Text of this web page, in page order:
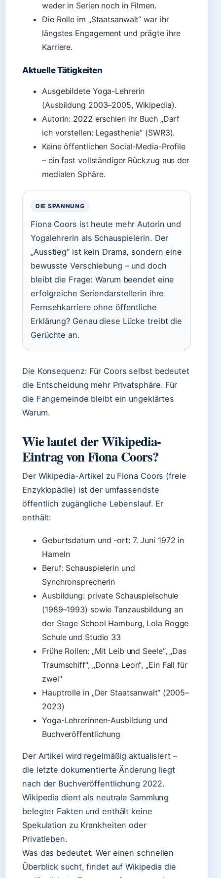
weder in Serien noch in Filmen.
Die Rolle im „Staatsanwalt“ war ihr
längstes Engagement und prägte ihre
Karriere.
Aktuelle Tätigkeiten
Ausgebildete Yoga-Lehrerin
(Ausbildung 2003–2005, Wikipedia).
Autorin: 2022 erschien ihr Buch „Darf
ich vorstellen: Legasthenie“ (SWR3).
Keine öffentlichen Social-Media-Profile
– ein fast vollständiger Rückzug aus der
medialen Sphäre.
DIE SPANNUNG
Fiona Coors ist heute mehr Autorin und
Yogalehrerin als Schauspielerin. Der
„Ausstieg“ ist kein Drama, sondern eine
bewusste Verschiebung – und doch
bleibt die Frage: Warum beendet eine
erfolgreiche Seriendarstellerin ihre
Fernsehkarriere ohne öffentliche
Erklärung? Genau diese Lücke treibt die
Gerüchte an.
Die Konsequenz: Für Coors selbst bedeutet
die Entscheidung mehr Privatsphäre. Für
die Fangemeinde bleibt ein ungeklärtes
Warum.
Wie lautet der Wikipedia-
Eintrag von Fiona Coors?
Der Wikipedia-Artikel zu Fiona Coors (freie
Enzyklopädie) ist der umfassendste
öffentlich zugängliche Lebenslauf. Er
enthält:
Geburtsdatum und -ort: 7. Juni 1972 in
Hameln
Beruf: Schauspielerin und
Synchronsprecherin
Ausbildung: private Schauspielschule
(1989–1993) sowie Tanzausbildung an
der Stage School Hamburg, Lola Rogge
Schule und Studio 33
Frühe Rollen: „Mit Leib und Seele“, „Das
Traumschiff“, „Donna Leon“, „Ein Fall für
zwei“
Hauptrolle in „Der Staatsanwalt“ (2005–
2023)
Yoga-Lehrerinnen-Ausbildung und
Buchveröffentlichung
Der Artikel wird regelmäßig aktualisiert –
die letzte dokumentierte Änderung liegt
nach der Buchveröffentlichung 2022.
Wikipedia dient als neutrale Sammlung
belegter Fakten und enthält keine
Spekulation zu Krankheiten oder
Privatleben.
Was das bedeutet: Wer einen schnellen
Überblick sucht, findet auf Wikipedia die